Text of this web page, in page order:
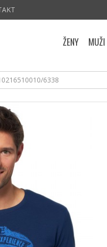
6338
ŽENY MUŽI